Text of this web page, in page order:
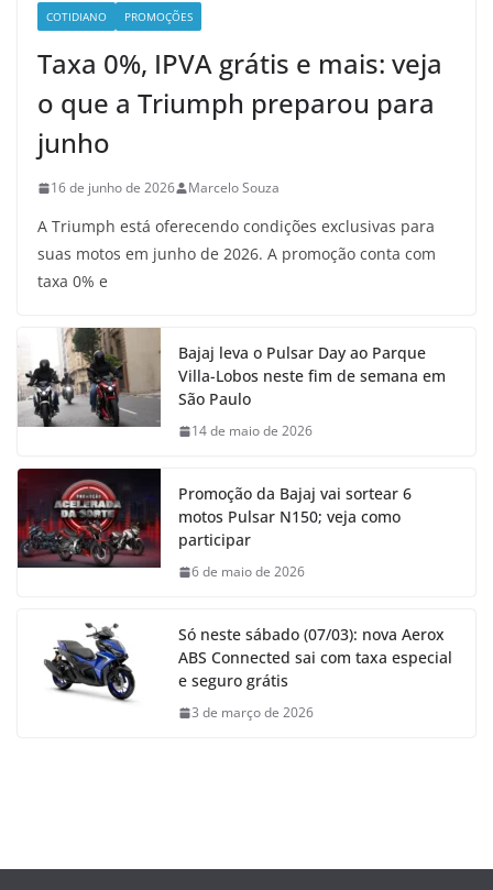
COTIDIANO PROMOÇÕES
Taxa 0%, IPVA grátis e mais: veja
o que a Triumph preparou para
junho
16 de junho de 2026 Marcelo Souza
A Triumph está oferecendo condições exclusivas para
suas motos em junho de 2026. A promoção conta com
taxa 0% e
Bajaj leva o Pulsar Day ao Parque
Villa-Lobos neste fim de semana em
São Paulo
14 de maio de 2026
Promoção da Bajaj vai sortear 6
motos Pulsar N150; veja como
participar
6 de maio de 2026
Só neste sábado (07/03): nova Aerox
ABS Connected sai com taxa especial
e seguro grátis
3 de março de 2026